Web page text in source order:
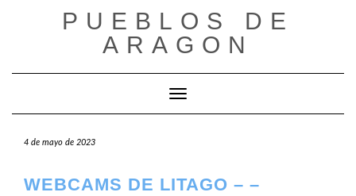
PUEBLOS DE
ARAGON
Cambiar modo de navegación
4 de mayo de 2023
WEBCAMS DE LITAGO – –